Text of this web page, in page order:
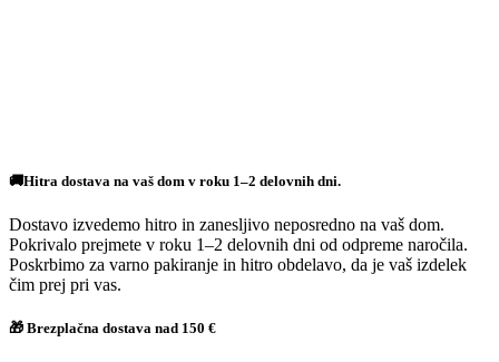
🚚Hitra dostava na vaš dom v roku 1–2 delovnih dni.
Dostavo izvedemo hitro in zanesljivo neposredno na vaš dom.
Pokrivalo prejmete v roku 1–2 delovnih dni od odpreme naročila.
Poskrbimo za varno pakiranje in hitro obdelavo, da je vaš izdelek
čim prej pri vas.
🎁 Brezplačna dostava nad 150 €